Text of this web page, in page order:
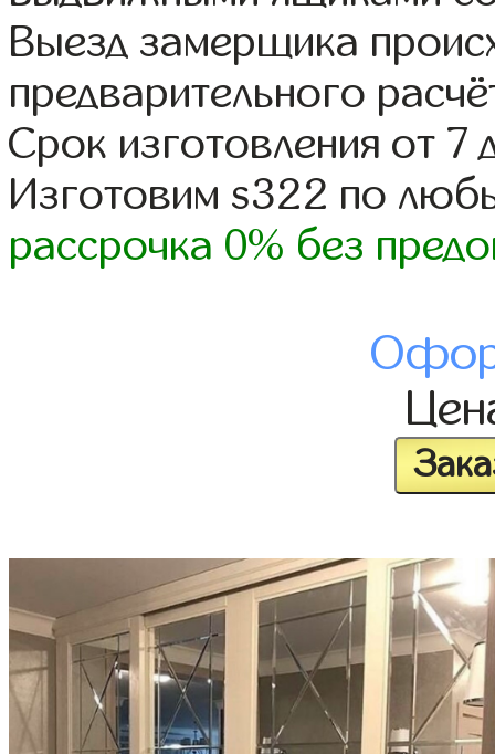
Выезд замерщика
предварительного
Срок изготовления от 7
Изготовим s322 по
рассрочка 0% без